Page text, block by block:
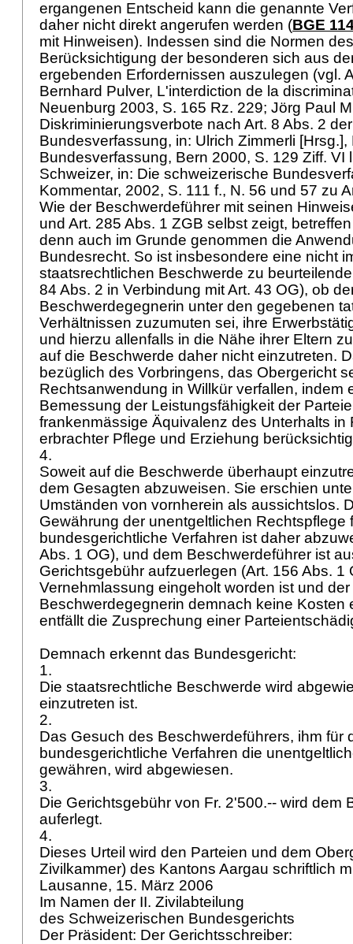
ergangenen Entscheid kann die genannte
daher nicht direkt angerufen werden (BGE
mit Hinweisen). Indessen sind die Normen
Berücksichtigung der besonderen sich aus
ergebenden Erfordernissen auszulegen (vgl.
Bernhard Pulver, L'interdiction de la
Neuenburg 2003, S. 165 Rz. 229; Jörg Paul
Diskriminierungsverbote nach Art. 8 Abs. 2
Bundesverfassung, in: Ulrich Zimmerli [Hrsg.],
Bundesverfassung, Bern 2000, S. 129 Ziff. VI
Schweizer, in: Die schweizerische
Kommentar, 2002, S. 111 f., N. 56 und 57 zu
Wie der Beschwerdeführer mit seinen
und Art. 285 Abs. 1 ZGB selbst zeigt,
denn auch im Grunde genommen die
Bundesrecht. So ist insbesondere eine nicht
staatsrechtlichen Beschwerde zu
84 Abs. 2 in Verbindung mitArt. 43 OG), ob
Beschwerdegegnerin unter den gegebenen
Verhältnissen zuzumuten sei, ihre
und hierzu allenfalls in die Nähe ihrer Eltern
auf die Beschwerde daher nicht einzutreten.
bezüglich des Vorbringens, das Obergericht
Rechtsanwendung in Willkür verfallen, indem
Bemessung der Leistungsfähigkeit der
frankenmässige Äquivalenz des Unterhalts in
erbrachter Pflege und Erziehung
4.
Soweit auf die Beschwerde überhaupt
dem Gesagten abzuweisen. Sie erschien
Umständen von vornherein als aussichtslos.
Gewährung der unentgeltlichen Rechtspflege
bundesgerichtliche Verfahren ist daher
Abs. 1 OG), und dem Beschwerdeführer ist
Gerichtsgebühr aufzuerlegen (Art. 156 Abs. 1
Vernehmlassung eingeholt worden ist und der
Beschwerdegegnerin demnach keine Kosten
entfällt die Zusprechung einer
Demnach erkennt das Bundesgericht:
1.
Die staatsrechtliche Beschwerde wird
einzutreten ist.
2.
Das Gesuch des Beschwerdeführers, ihm für
bundesgerichtliche Verfahren die
gewähren, wird abgewiesen.
3.
Die Gerichtsgebühr von Fr. 2'500.-- wird dem
auferlegt.
4.
Dieses Urteil wird den Parteien und dem
Zivilkammer) des Kantons Aargau schriftlich
Lausanne, 15. März 2006
Im Namen der II. Zivilabteilung
des Schweizerischen Bundesgerichts
Der Präsident: Der Gerichtsschreiber: